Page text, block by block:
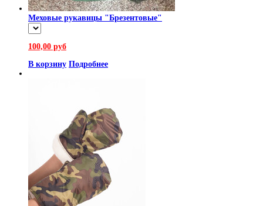
Меховые рукавицы "Брезентовые"
100,00 руб
В корзину Подробнее